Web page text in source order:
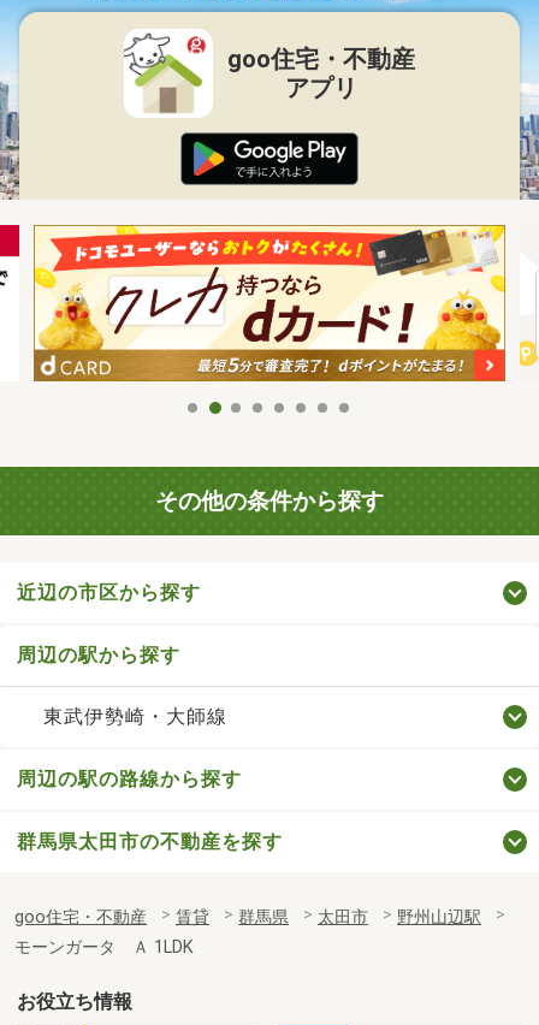
goo住宅・不動産
アプリ
その他の条件から探す
近辺の市区から探す
周辺の駅から探す
東武伊勢崎・大師線
周辺の駅の路線から探す
群馬県太田市の不動産を探す
goo住宅・不動産 賃貸 群馬県 太田市
野州山辺駅
モーンガータ Ａ 1LDK
お役立ち情報